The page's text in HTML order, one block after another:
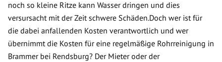
noch so kleine Ritze kann Wasser dringen und dies
versursacht mit der Zeit schwere Schäden.Doch wer ist für
die dabei anfallenden Kosten verantwortlich und wer
übernimmt die Kosten für eine regelmäßige Rohrreinigung in
Brammer bei Rendsburg? Der Mieter oder der